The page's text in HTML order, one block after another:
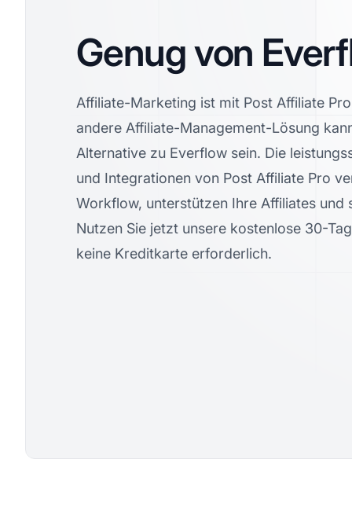
Genug von
Affiliate-Marketing ist mit Post Affiliate
andere Affiliate-Management-Lösung
Alternative zu Everflow sein. Die
und Integrationen von Post Affiliate Pro
Workflow, unterstützen Ihre Affiliates und
Nutzen Sie jetzt unsere kostenlose 30-
keine Kreditkarte erforderlich.